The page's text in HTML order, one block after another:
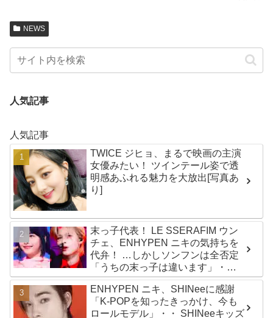
NEWS
人気記事
人気記事
TWICE ジヒョ、まるで映画の主演
女優みたい！ ツインテール姿で透
明感あふれる魅力を大放出[写真あ
り]
末っ子代表！ LE SSERAFIM ウン
チェ、ENHYPEN ニキの気持ちを
代弁！ …しかしソンフンは全否定
「うちの末っ子は違います」・・
かわいすぎる２人の会話に爆笑
ENHYPEN ニキ、SHINeeに感謝
「K-POPを知ったきっかけ、今も
ロールモデル」・・ SHINeeキッズ